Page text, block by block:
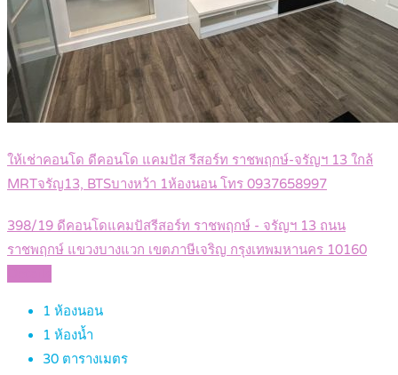
ให้เช่าคอนโด ดีคอนโด แคมปัส รีสอร์ท ราชพฤกษ์-จรัญฯ 13 ใกล้
MRTจรัญ13, BTSบางหว้า 1ห้องนอน โทร 0937658997
398/19 ดีคอนโดแคมปัสรีสอร์ท ราชพฤกษ์ - จรัญฯ 13 ถนน
ราชพฤกษ์ แขวงบางแวก เขตภาษีเจริญ กรุงเทพมหานคร 10160
1 ห้องนอน
1 ห้องน้ำ
30 ตารางเมตร